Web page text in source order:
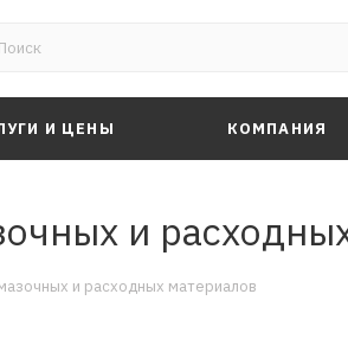
И ЦЕНЫ КОМПАНИЯ
и
и расходных материалов